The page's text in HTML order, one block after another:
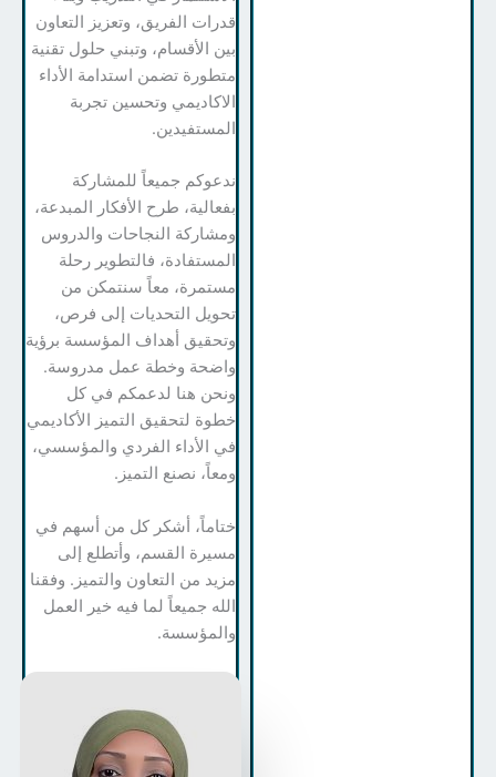
قدرات الفريق، وتعزيز التعاون
بين الأقسام، وتبني حلول تقنية
متطورة تضمن استدامة الأداء
الاكاديمي وتحسين تجربة
المستفيدين.
ندعوكم جميعاً للمشاركة
بفعالية، طرح الأفكار المبدعة،
ومشاركة النجاحات والدروس
المستفادة، فالتطوير رحلة
مستمرة، معاً سنتمكن من
تحويل التحديات إلى فرص،
وتحقيق أهداف المؤسسة برؤية
واضحة وخطة عمل مدروسة.
ونحن هنا لدعمكم في كل
خطوة لتحقيق التميز الأكاديمي
في الأداء الفردي والمؤسسي،
ومعاً، نصنع التميز.
ختاماً، أشكر كل من أسهم في
مسيرة القسم، وأتطلع إلى
مزيد من التعاون والتميز. وفقنا
الله جميعاً لما فيه خير العمل
والمؤسسة.